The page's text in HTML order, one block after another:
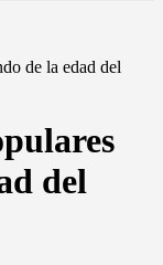
de la edad del
del